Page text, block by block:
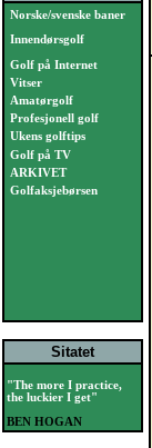
Norske/svenske baner
Innendørsgolf
Golf på Internet
Vitser
Amatørgolf
Profesjonell golf
Ukens golftips
Golf på TV
ARKIVET
Golfaksjebørsen
Sitatet
"The more I practice,
the luckier I get"
BEN HOGAN